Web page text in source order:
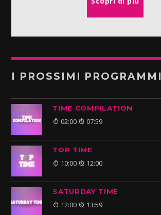
I PROSSIMI PROGRAMMI
TIME COMPILATION
02:00 07:59
TOP TIME
10:00 12:00
SATURDAY TIME
12:00 13:59